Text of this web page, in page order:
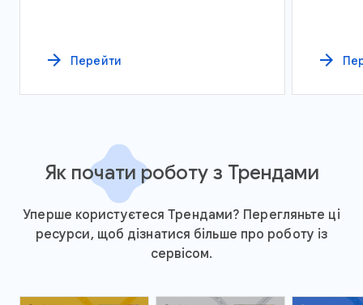
arrow_forward Перейти arrow_forward
Як почати роботу з Трендами
Уперше користуєтеся Трендами? Перегляньте ці
ресурси, щоб дізнатися більше про роботу із
сервісом.